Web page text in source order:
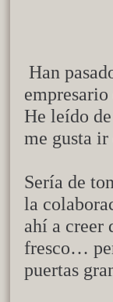
Han
He leído
me gusta
Sería de
la
ahí a creer
fresco…
puertas